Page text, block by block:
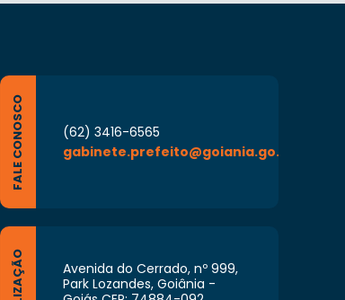
FALE CONOSCO
(62) 3416-6565
gabinete.prefeito@goiania.go.gov.br
Avenida do Cerrado, nº 999,
Park Lozandes, Goiânia -